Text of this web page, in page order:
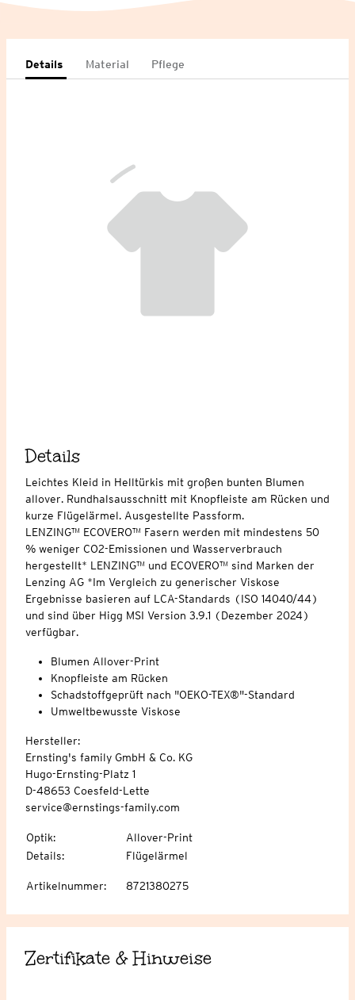
Details Material Pflege
Details
Leichtes Kleid in Helltürkis mit großen bunten Blumen
allover. Rundhalsausschnitt mit Knopfleiste am Rücken und
kurze Flügelärmel. Ausgestellte Passform.
LENZING™ ECOVERO™ Fasern werden mit mindestens 50
% weniger CO2-Emissionen und Wasserverbrauch
hergestellt* LENZING™ und ECOVERO™ sind Marken der
Lenzing AG *Im Vergleich zu generischer Viskose
Ergebnisse basieren auf LCA-Standards (ISO 14040/44)
und sind über Higg MSI Version 3.9.1 (Dezember 2024)
verfügbar.
Blumen Allover-Print
Knopfleiste am Rücken
Schadstoffgeprüft nach "OEKO-TEX®"-Standard
Umweltbewusste Viskose
Hersteller:
Ernsting's family GmbH & Co. KG
Hugo-Ernsting-Platz 1
D-48653 Coesfeld-Lette
service@ernstings-family.com
Optik:
Allover-Print
Details: Flügelärmel
Artikelnummer: 8721380275
Zertifikate & Hinweise